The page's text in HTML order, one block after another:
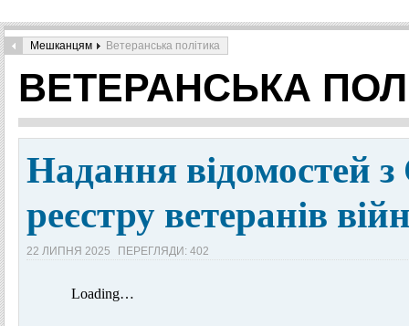
Мешканцям Ветеранська політика
ВЕТЕРАНСЬКА
Надання відомостей
реєстру ветеранів
22 ЛИПНЯ 2025 ПЕРЕГЛЯДИ: 402